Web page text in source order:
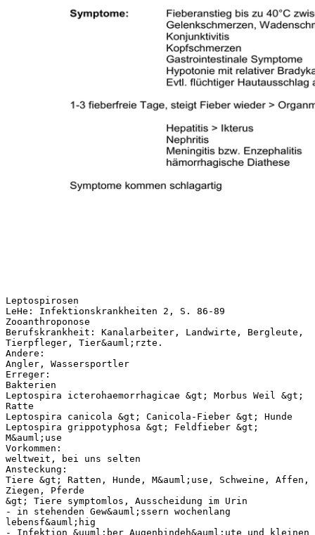
Leptospirosen
LeHe: Infektionskrankheiten 2, S. 86-89
Zooanthroponose
Berufskrankheit: Kanalarbeiter, Landwirte, Bergleute,
Tierpfleger, Tier&auml;rzte.
Andere:
Angler, Wassersportler
Erreger:
Bakterien
Leptospira icterohaemorrhagicae &gt; Morbus Weil &gt;
Ratte
Leptospira canicola &gt; Canicola-Fieber &gt; Hunde
Leptospira grippotyphosa &gt; Feldfieber &gt;
M&auml;use
Vorkommen:
weltweit, bei uns selten
Ansteckung:
Tiere &gt; Ratten, Hunde, M&auml;use, Schweine, Affen,
Ziegen, Pferde
&gt; Tiere symptomlos, Ausscheidung im Urin
- in stehenden Gew&auml;ssern wochenlang
lebensf&auml;hig
- Infektion &uuml;ber Augenbindeh&auml;ute und kleinen